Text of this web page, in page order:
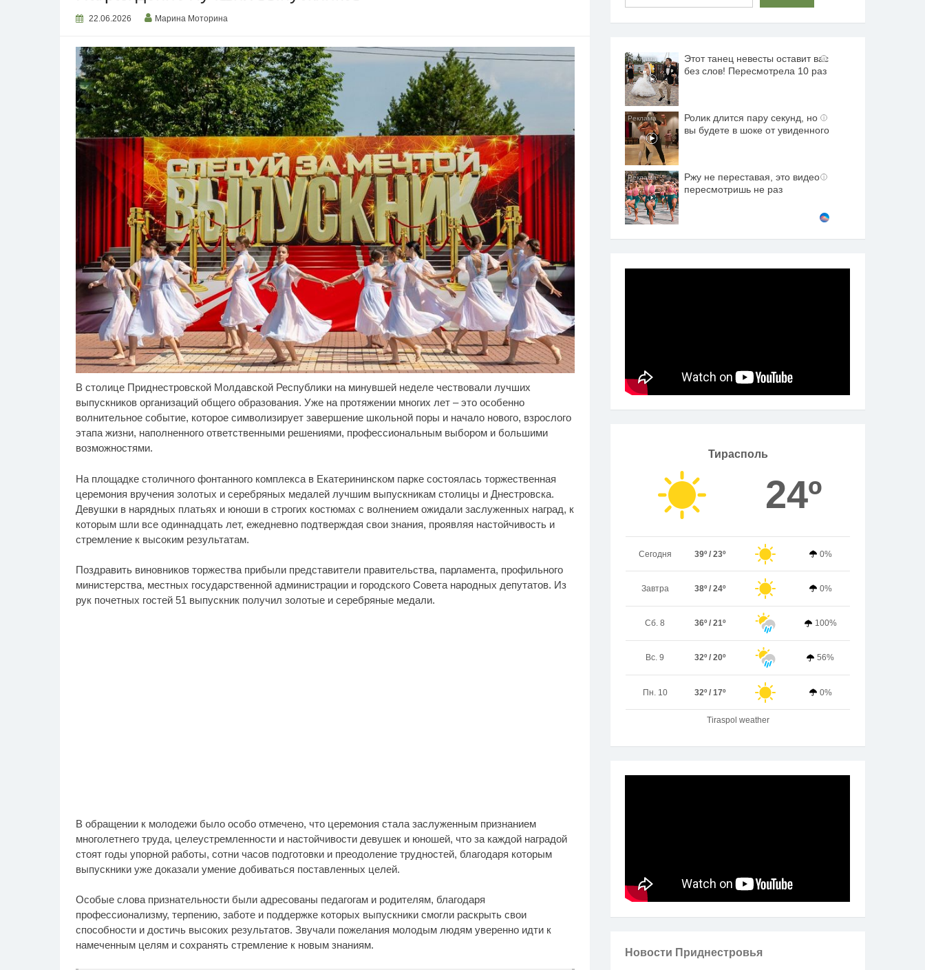
22.06.2026 Марина Моторина
В столице Приднестровской Молдавской Республики на минувшей неделе чествовали лучших
выпускников организаций общего образования. Уже на протяжении многих лет – это особенно
волнительное событие, которое символизирует завершение школьной поры и начало нового, взрослого
этапа жизни, наполненного ответственными решениями, профессиональным выбором и большими
возможностями.
На площадке столичного фонтанного комплекса в Екатерининском парке состоялась торжественная
церемония вручения золотых и серебряных медалей лучшим выпускникам столицы и Днестровска.
Девушки в нарядных платьях и юноши в строгих костюмах с волнением ожидали заслуженных наград, к
которым шли все одиннадцать лет, ежедневно подтверждая свои знания, проявляя настойчивость и
стремление к высоким результатам.
Поздравить виновников торжества прибыли представители правительства, парламента, профильного
министерства, местных государственной администрации и городского Совета народных депутатов. Из
рук почетных гостей 51 выпускник получил золотые и серебряные медали.
В обращении к молодежи было особо отмечено, что церемония стала заслуженным признанием
многолетнего труда, целеустремленности и настойчивости девушек и юношей, что за каждой наградой
стоят годы упорной работы, сотни часов подготовки и преодоление трудностей, благодаря которым
выпускники уже доказали умение добиваться поставленных целей.
Особые слова признательности были адресованы педагогам и родителям, благодаря
профессионализму, терпению, заботе и поддержке которых выпускники смогли раскрыть свои
способности и достичь высоких результатов. Звучали пожелания молодым людям уверенно идти к
намеченным целям и сохранять стремление к новым знаниям.
i
Этот танец невесты оставит вас
без слов! Пересмотрела 10 раз
i
Ролик длится пару секунд, но
вы будете в шоке от увиденного
i
Ржу не переставая, это видео
пересмотришь не раз
Тирасполь
24º
Сегодня 39º / 23º 0%
Завтра 38º / 24º 0%
Сб. 8 36º / 21º 100%
Вс. 9 32º / 20º 56%
Пн. 10 32º / 17º 0%
Tiraspol weather
Новости Приднестровья
i
Этот танец невесты
оставит вас без слов!
Пересмотрела 10 раз
i
Ролик длится пару
секунд, но вы будете в
шоке от увиденного
Королева вагона
отожгла! Видео не
оставит равнодушным